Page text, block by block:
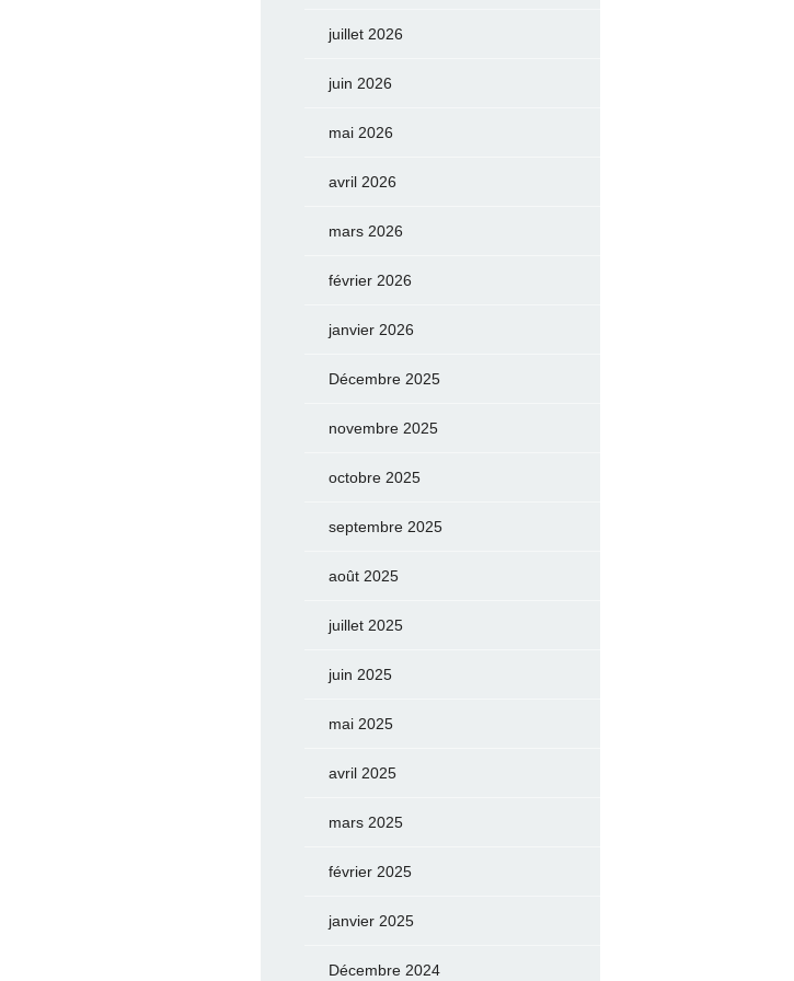
juillet 2026
juin 2026
mai 2026
avril 2026
mars 2026
février 2026
janvier 2026
Décembre 2025
novembre 2025
octobre 2025
septembre 2025
août 2025
juillet 2025
juin 2025
mai 2025
avril 2025
mars 2025
février 2025
janvier 2025
Décembre 2024